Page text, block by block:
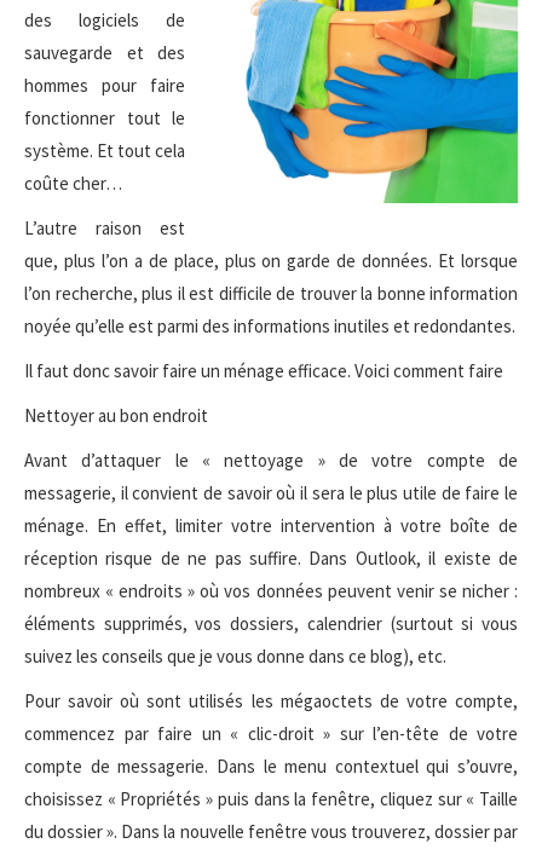
des logiciels de
sauvegarde et des
hommes pour faire
fonctionner tout le
système. Et tout cela
coûte cher…
L’autre raison est
que, plus l’on a de place, plus on garde de données. Et lorsque
l’on recherche, plus il est difficile de trouver la bonne information
noyée qu’elle est parmi des informations inutiles et redondantes.
Il faut donc savoir faire un ménage efficace. Voici comment faire
Nettoyer au bon endroit
Avant d’attaquer le « nettoyage » de votre compte de
messagerie, il convient de savoir où il sera le plus utile de faire le
ménage. En effet, limiter votre intervention à votre boîte de
réception risque de ne pas suffire. Dans Outlook, il existe de
nombreux « endroits » où vos données peuvent venir se nicher :
éléments supprimés, vos dossiers, calendrier (surtout si vous
suivez les conseils que je vous donne dans ce blog), etc.
Pour savoir où sont utilisés les mégaoctets de votre compte,
commencez par faire un « clic-droit » sur l’en-tête de votre
compte de messagerie. Dans le menu contextuel qui s’ouvre,
choisissez « Propriétés » puis dans la fenêtre, cliquez sur « Taille
du dossier ». Dans la nouvelle fenêtre vous trouverez, dossier par